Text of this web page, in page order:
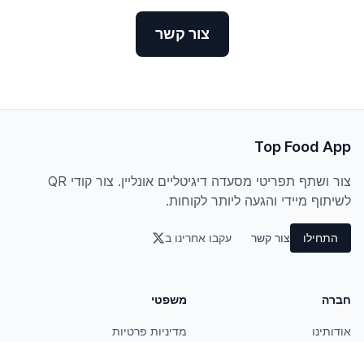
צור קשר
Top Food App
צור ושתף תפריטי מסעדה דיגיטליים אונליין. צור קודי QR
לשיתוף מיידי והגעה ליותר לקוחות.
התחילו צור קשר עקבו אחרינו ב
חברה
אודותינו
משפטי
מדיניות פרטיות